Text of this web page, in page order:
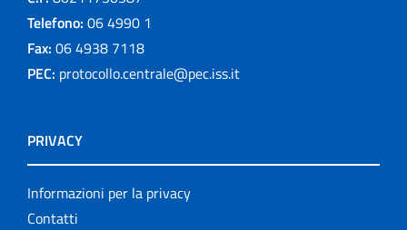
Telefono: 06 4990 1
Fax: 06 4938 7118
PEC: protocollo.centrale@pec.iss.it
PRIVACY
Informazioni per la privacy
Contatti